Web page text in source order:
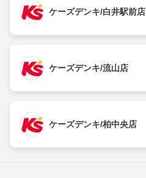
ケーズデンキ/白井駅前店
ケーズデンキ/流山店
ケーズデンキ/柏中央店